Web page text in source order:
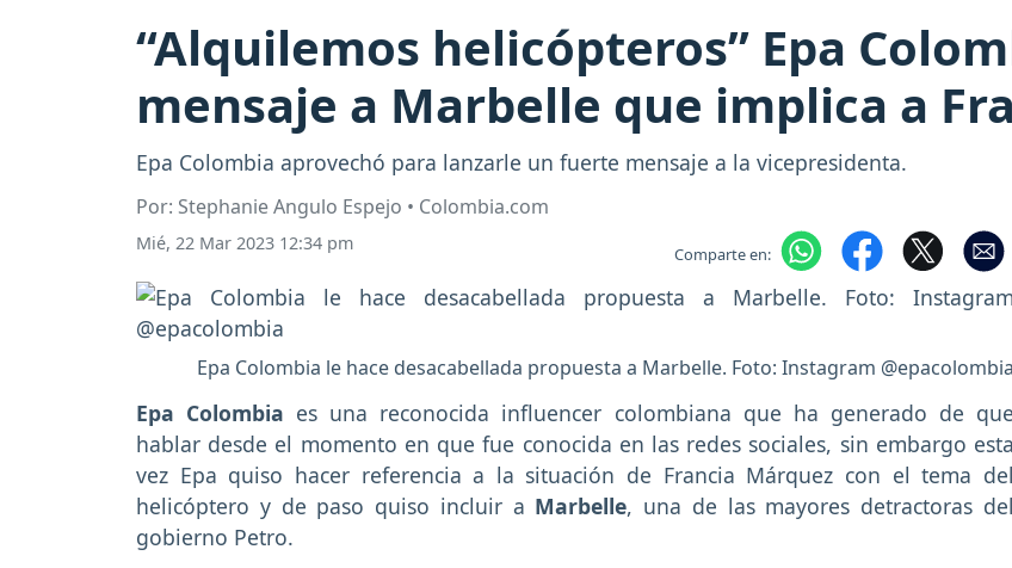
“Alquilemos helicópteros” Epa
mensaje a Marbelle que implica a
Epa Colombia aprovechó para lanzarle un fuerte mensaje a la vicepresidenta.
Por: Stephanie Angulo Espejo • Colombia.com
Mié, 22 Mar 2023 12:34 pm Comparte en:
Epa Colombia le hace desacabellada propuesta a Marbelle. Foto: Instagram @epacolombia
Epa Colombia es una reconocida influencer colombiana que ha generado de que
hablar desde el momento en que fue conocida en las redes sociales, sin embargo esta
vez Epa quiso hacer referencia a la situación de Francia Márquez con el tema del
helicóptero y de paso quiso incluir a Marbelle, una de las mayores detractoras del
gobierno Petro.